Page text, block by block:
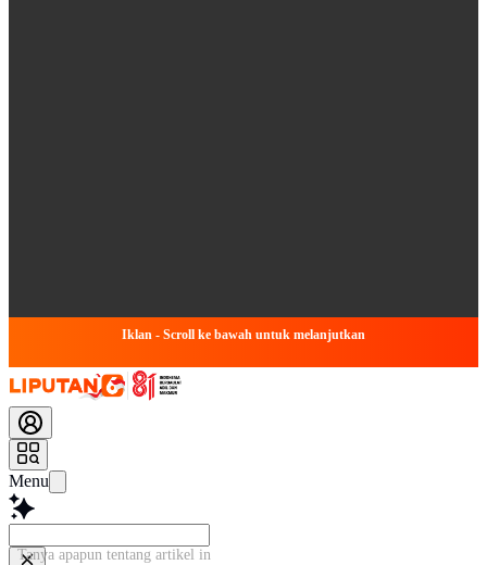
Iklan - Scroll ke bawah untuk melanjutkan
Menu
Tanya apapun tentang artikel ini...